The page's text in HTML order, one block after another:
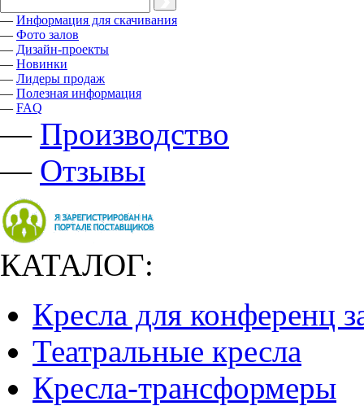
— Информация для скачивания
— Фото залов
— Дизайн-проекты
— Новинки
— Лидеры продаж
— Полезная информация
— FAQ
— Производство
— Отзывы
КАТАЛОГ:
Кресла для конференц
Театральные кресла
Кресла-трансформеры